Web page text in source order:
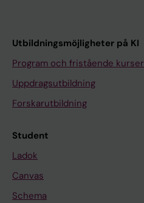
Utbildningsmöjligheter på KI
Program och fristående kurser
Uppdragsutbildning
Forskarutbildning
Student
Ladok
Canvas
Schema